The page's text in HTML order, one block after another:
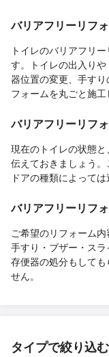
バリアフリーリフ
トイレのバリアフリ
す。トイレの出入り
器位置の変更、手す
フォームを丸ごと施工
バリアフリーリフ
現在のトイレの状態
伝えておきましょう
ドアの種類によって
バリアフリーリフ
ご希望のリフォーム
手すり・ブザー・ス
存便器の処分もして
せん。
タイプで絞り込む